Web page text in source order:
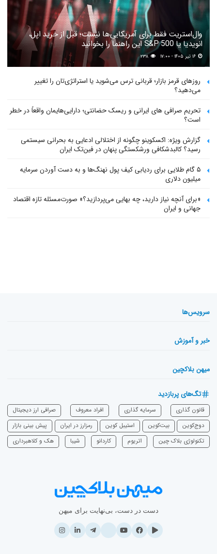
وال‌استریت فقط برای آمریکایی‌ها نیست؛ قبل از خرید اپل،
انویدیا یا S&P 500 این راهنما را بخوانید
۲۳۸
روزهای قرمز بازار؛ قربانی ترس می‌شوید یا استراتژی‌تان را تغییر
می‌دهید؟
تحریم صرافی های ایرانی و ریسک حضانتی؛ دارایی‌هایمان واقعاً در خطر
است؟
گزارش ویژه: اکسکوینو چگونه از اختلالی ادعایی به بحرانی سیستمی
رسید؟ کالبدشکافی ورشکستگی پنهان در فین‌تک ایران
۵ گام طلایی برای ردیابی کیف پول‌ نهنگ‌ها و به دست آوردن سرمایه
میلیون دلاری
«برای آنچه نیاز دارید، چه بهایی می‌پردازید؟» صورت‌مسئله تازه اقتصاد
جهانی و ایران
سرویس‌ها
خبر و آموزش
میهن بلاکچین
تگ‌های پربازدید
قانون گذاری سرمایه‌ گذاری افراد معروف
صرافی ارز دیجیتال
دوج‌کوین
بیت‌کوین استیبل کوین رمزارز در ایران
پیش بینی بازار
تکنولوژی بلاک چین
اتریوم ‌کاردانو شیبا هک و کلاهبرداری
دست در دست، بی‌نهایت برای میهن